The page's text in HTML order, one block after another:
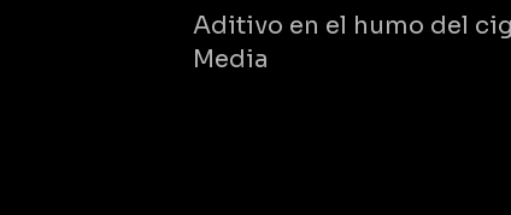
Aditivo en el humo del
Media